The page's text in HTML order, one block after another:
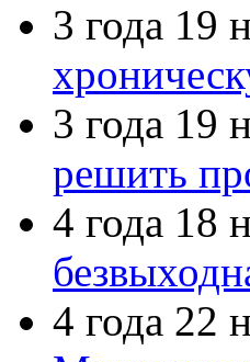
3 года 19
3 года 19
решить
4 года 18
4 года 22